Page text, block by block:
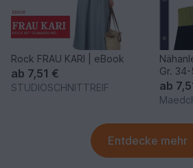
Rock FRAU KARI | eBook
ab 7,51 €
STUDIOSCHNITTREIF
Gr.
ab
Entdecke mehr